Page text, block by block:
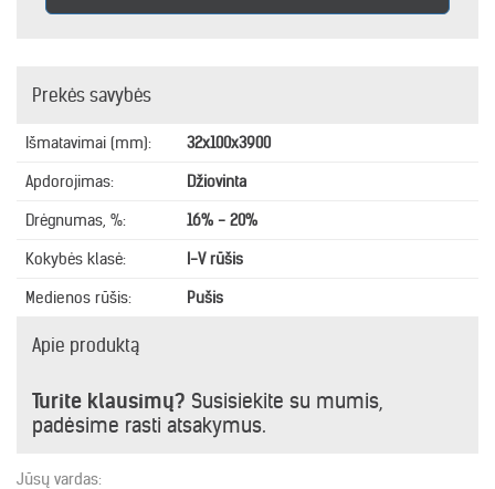
Prekės savybės
Išmatavimai (mm):
32x100x3900
Apdorojimas:
Džiovinta
Drėgnumas, %:
16% - 20%
Kokybės klasė:
I-V rūšis
Medienos rūšis:
Pušis
Apie produktą
Turite klausimų? Susisiekite su mumis,
padėsime rasti atsakymus.
Jūsų vardas: